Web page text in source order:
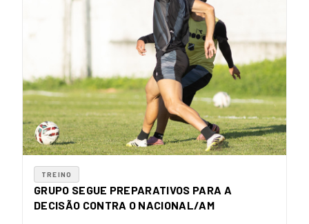
TREINO
GRUPO SEGUE PREPARATIVOS PARA A
DECISÃO CONTRA O NACIONAL/AM